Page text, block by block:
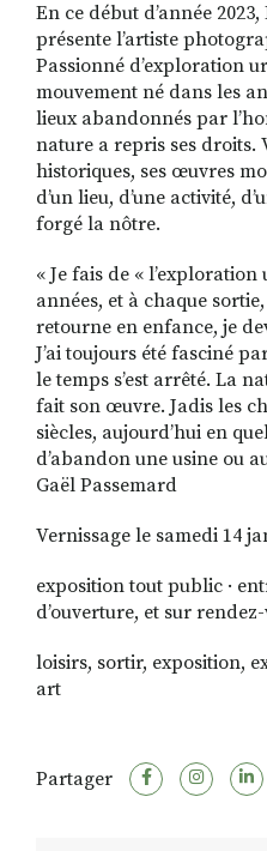
En ce début d’année
présente l’artiste
Passionné d’exploration
mouvement né dans les
lieux abandonnés par
nature a repris ses droits.
historiques, ses œuvres
d’un lieu, d’une activité,
forgé la nôtre.
« Je fais de «
années, et à chaque
retourne en enfance, je
J’ai toujours été fasciné
le temps s’est arrêté. La
fait son œuvre. Jadis les
siècles, aujourd’hui en
d’abandon une usine ou
Gaël Passemard
Vernissage le samedi 14
exposition tout public ·
d’ouverture, et sur
loisirs, sortir, exposition,
art
Partager